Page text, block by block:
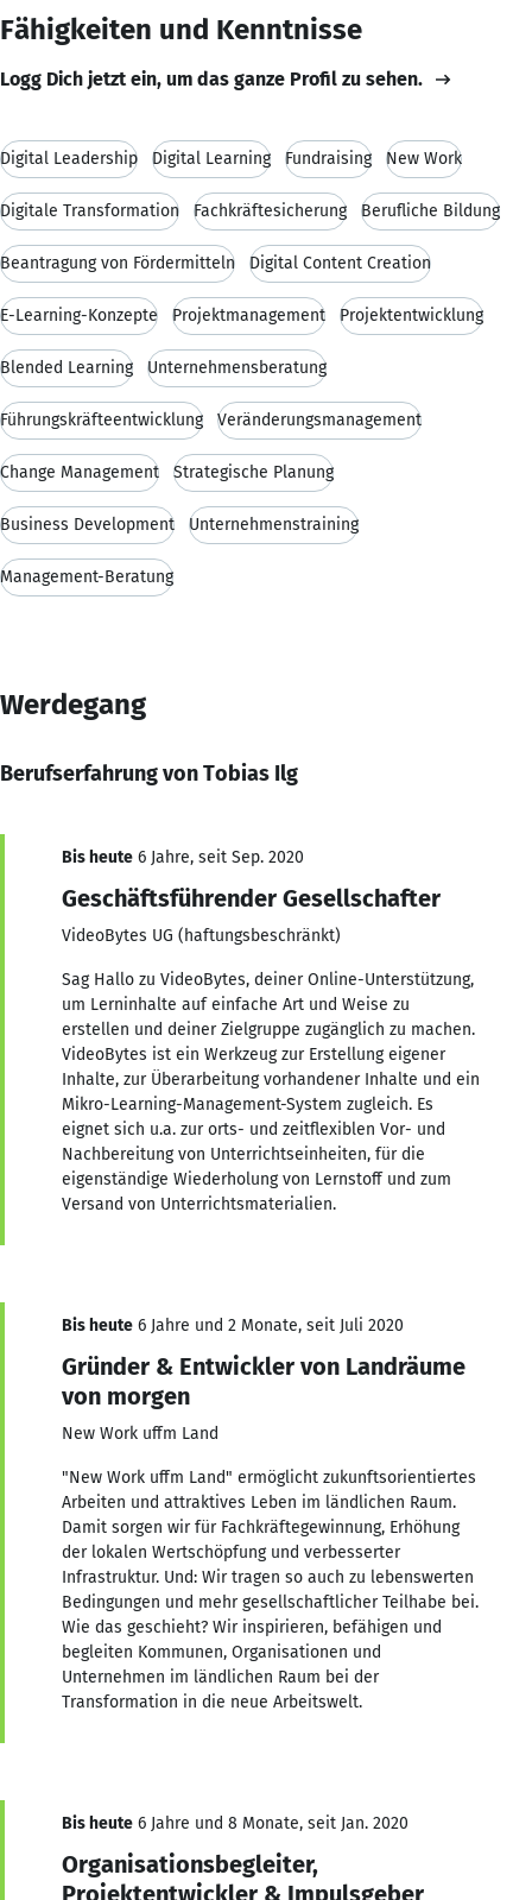
Fähigkeiten und Kenntnisse
Logg Dich jetzt ein, um das ganze Profil zu sehen.
Digital Leadership Digital Learning Fundraising New Work
Digitale Transformation Fachkräftesicherung Berufliche Bildung
Beantragung von Fördermitteln Digital Content Creation
E-Learning-Konzepte Projektmanagement Projektentwicklung
Blended Learning Unternehmensberatung
Führungskräfteentwicklung Veränderungsmanagement
Change Management Strategische Planung
Business Development Unternehmenstraining
Management-Beratung
Werdegang
Berufserfahrung von Tobias Ilg
Bis heute 6 Jahre, seit Sep. 2020
Geschäftsführender Gesellschafter
VideoBytes UG (haftungsbeschränkt)
Sag Hallo zu VideoBytes, deiner Online-Unterstützung,
um Lerninhalte auf einfache Art und Weise zu
erstellen und deiner Zielgruppe zugänglich zu machen.
VideoBytes ist ein Werkzeug zur Erstellung eigener
Inhalte, zur Überarbeitung vorhandener Inhalte und ein
Mikro-Learning-Management-System zugleich. Es
eignet sich u.a. zur orts- und zeitflexiblen Vor- und
Nachbereitung von Unterrichtseinheiten, für die
eigenständige Wiederholung von Lernstoff und zum
Versand von Unterrichtsmaterialien.
Bis heute 6 Jahre und 2 Monate, seit Juli 2020
Gründer & Entwickler von Landräume
von morgen
New Work uffm Land
"New Work uffm Land" ermöglicht zukunftsorientiertes
Arbeiten und attraktives Leben im ländlichen Raum.
Damit sorgen wir für Fachkräftegewinnung, Erhöhung
der lokalen Wertschöpfung und verbesserter
Infrastruktur. Und: Wir tragen so auch zu lebenswerten
Bedingungen und mehr gesellschaftlicher Teilhabe bei.
Wie das geschieht? Wir inspirieren, befähigen und
begleiten Kommunen, Organisationen und
Unternehmen im ländlichen Raum bei der
Transformation in die neue Arbeitswelt.
Bis heute 6 Jahre und 8 Monate, seit Jan. 2020
Organisationsbegleiter,
Projektentwickler & Impulsgeber